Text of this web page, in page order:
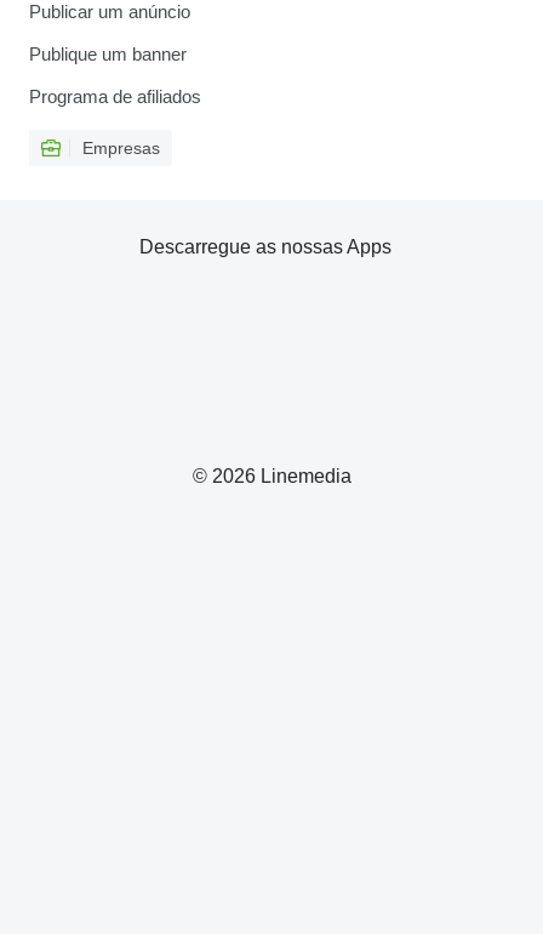
Publicar um anúncio
Publique um banner
Programa de afiliados
Empresas
© 2026 Linemedia
Descarregue as nossas Apps